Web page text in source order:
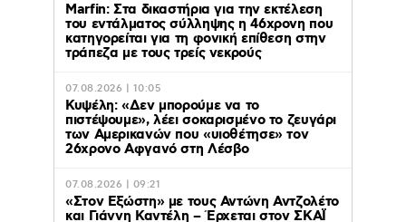
Marfin: Στα δικαστήρια για την εκτέλεση
του εντάλματος σύλληψης η 46χρονη που
κατηγορείται για τη φονική επίθεση στην
τράπεζα με τους τρείς νεκρούς
07.08.2026 | 10:05
Κυψέλη: «Δεν μπορούμε να το
πιστέψουμε», λέει σοκαρισμένο το ζευγάρι
των Αμερικανών που «υιοθέτησε» τον
26χρονο Αφγανό στη Λέσβο
07.08.2026 | 09:21
«Στον Εξώστη» με τους Αντώνη Αντζολέτο
και Γιάννη Καντέλη – Έρχεται στον ΣΚΑΪ